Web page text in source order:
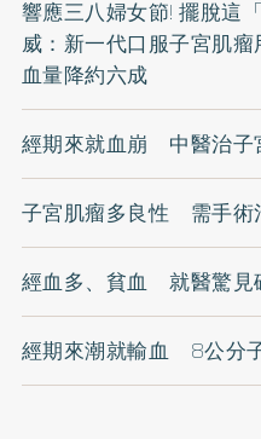
響應三八婦女節! 擺脫這
威：新一代口服子宮肌
血量降約六成
經期來就血崩 中醫治子
子宮肌瘤多良性 需手術
經血多、貧血 就醫驚見
經期來潮就輸血 8公分